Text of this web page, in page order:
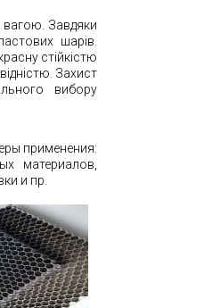
вагою. Завдяки
шарів.
стійкістю
Захист
вибору
применения:
материалов,
и пр.